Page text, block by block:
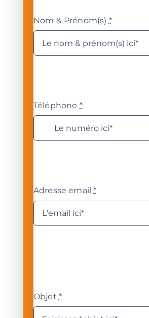
Nom & Prénom(s) *
Téléphone *
Adresse email*
Objet *